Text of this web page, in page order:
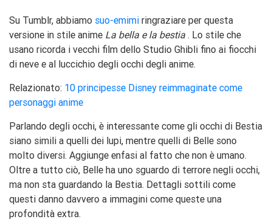
Su Tumblr, abbiamo suo-emimi ringraziare per questa
versione in stile anime La bella e la bestia . Lo stile che
usano ricorda i vecchi film dello Studio Ghibli fino ai fiocchi
di neve e al luccichio degli occhi degli anime.
Relazionato: 10 principesse Disney reimmaginate come
personaggi anime
Parlando degli occhi, è interessante come gli occhi di Bestia
siano simili a quelli dei lupi, mentre quelli di Belle sono
molto diversi. Aggiunge enfasi al fatto che non è umano.
Oltre a tutto ciò, Belle ha uno sguardo di terrore negli occhi,
ma non sta guardando la Bestia. Dettagli sottili come
questi danno davvero a immagini come queste una
profondità extra.